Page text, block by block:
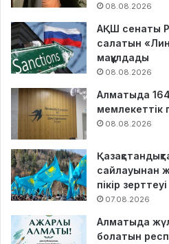
08.08.2026
АҚШ сенаты
салатын
мақұлдады
08.08.2026
Алматыда 164
мемлекеттік
08.08.2026
сайлауынан
пікір зерттеуі
07.08.2026
Алматыда
болатын